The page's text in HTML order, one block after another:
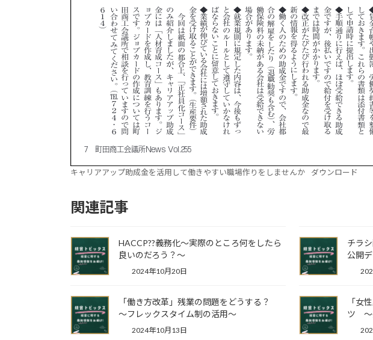
キャリアアップ助成金を活用して働きやすい職場作りをしませんか ダウンロード
関連記事
HACCP??義務化～実際のところ何をしたら
良いのだろう？～
2024年10月20日
チラ
公開
「働き方改革」残業の問題をどうする？
～フレックスタイム制の活用～
2024年10月13日
「女
ツ ～